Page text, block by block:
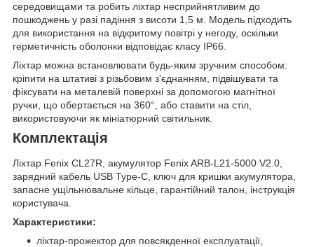
середовищами та робить ліхтар несприйнятливим до
пошкоджень у разі падіння з висоти 1,5 м. Модель підходить
для використання на відкритому повітрі у негоду, оскільки
герметичність оболонки відповідає класу IP66.
Ліхтар можна встановлювати будь-яким зручним способом:
кріпити на штативі з різьбовим з'єднанням, підвішувати та
фіксувати на металевій поверхні за допомогою магнітної
ручки, що обертається на 360°, або ставити на стіл,
використовуючи як мініатюрний світильник.
Комплектація
Ліхтар Fenix CL27R, акумулятор Fenix ARB-L21-5000 V2.0,
зарядний кабель USB Type-C, ключ для кришки акумулятора,
запасне ущільнювальне кільце, гарантійний талон, інструкція
користувача.
Характеристики:
ліхтар-прожектор для повсякденної експлуатації,